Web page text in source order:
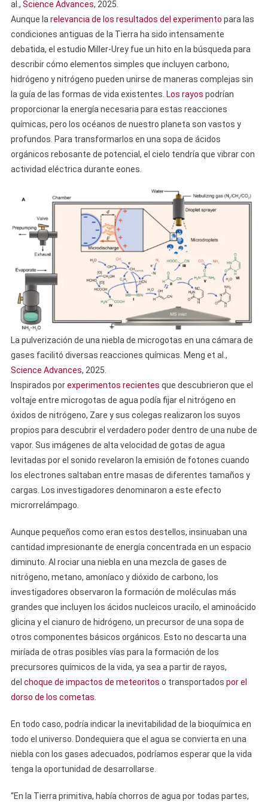
al., Science Advances, 2025.
Aunque la relevancia de los resultados del experimento para las
condiciones antiguas de la Tierra ha sido intensamente
debatida, el estudio Miller-Urey fue un hito en la búsqueda para
describir cómo elementos simples que incluyen carbono,
hidrógeno y nitrógeno pueden unirse de maneras complejas sin
la guía de las formas de vida existentes. Los rayos podrían
proporcionar la energía necesaria para estas reacciones
químicas, pero los océanos de nuestro planeta son vastos y
profundos. Para transformarlos en una sopa de ácidos
orgánicos rebosante de potencial, el cielo tendría que vibrar con
actividad eléctrica durante eones.
La pulverización de una niebla de microgotas en una cámara de
gases facilitó diversas reacciones químicas. Meng et al.,
Science Advances, 2025.
Inspirados porexperimentos recientes que descubrieron que el
voltaje entre microgotas de agua podía fijar el nitrógeno en
óxidos de nitrógeno, Zare y sus colegas realizaron los suyos
propios para descubrir el verdadero poder dentro de una nube de
vapor. Sus imágenes de alta velocidad de gotas de agua
levitadas por el sonido revelaron la emisión de fotones cuando
los electrones saltaban entre masas de diferentes tamaños y
cargas. Los investigadores denominaron a este efecto
microrrelámpago.
Aunque pequeños como eran estos destellos, insinuaban una
cantidad impresionante de energía concentrada en un espacio
diminuto. Al rociar una niebla en una mezcla de gases de
nitrógeno, metano, amoníaco y dióxido de carbono, los
investigadores observaron la formación de moléculas más
grandes que incluyen los ácidos nucleicos uracilo, el aminoácido
glicina y el cianuro de hidrógeno, un precursor de una sopa de
otros componentes básicos orgánicos. Esto no descarta una
miríada de otras posibles vías para la formación de los
precursores químicos de la vida, ya sea a partir de rayos,
del choque de impactos de meteoritos o transportados por el
dorso de los cometas
En todo caso, podría indicar la inevitabilidad de la bioquímica en
todo el universo. Dondequiera que el agua se convierta en una
niebla con los gases adecuados, podríamos esperar que la vida
tenga la oportunidad de desarrollarse.
“En la Tierra primitiva, había chorros de agua por todas partes,